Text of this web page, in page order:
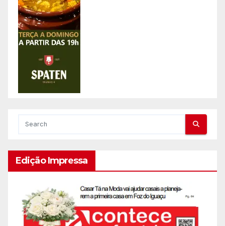
Edição Impressa